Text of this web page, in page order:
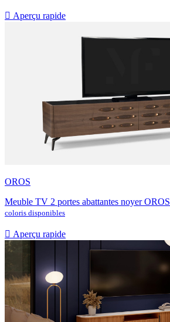
 Aperçu rapide
OROS
Meuble TV 2 portes abattantes noyer OROS
coloris disponibles
 Aperçu rapide